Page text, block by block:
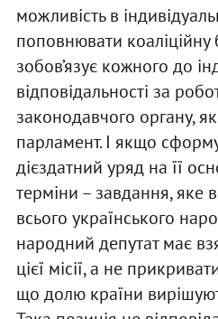
можливість в
поповнювати коаліційну
зобов’язує кожного до
відповідальності за
законодавчого органу,
парламент. І якщо
дієздатний уряд на її
терміни – завдання, яке
всього українського
народний депутат має
цієї місії, а не
що долю країни